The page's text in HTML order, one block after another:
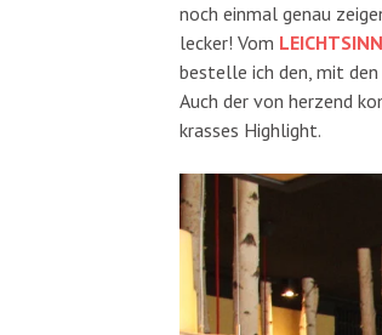
noch einmal genau
lecker! Vom LEICHTSINN
bestelle ich den, mit
Auch der von herzend
krasses Highlight.